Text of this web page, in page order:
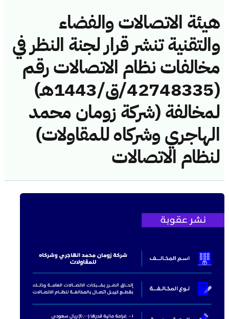
هيئة الاتصالات والفضاء
والتقنية تنشر قرار لجنة النظر في
مخالفات نظام الاتصالات رقم
(42748335/ق/1443هـ)
لمخالفة (شركة زومان محمد
الهاجري وشركاه للمقاولات)
لنظام الاتصالات